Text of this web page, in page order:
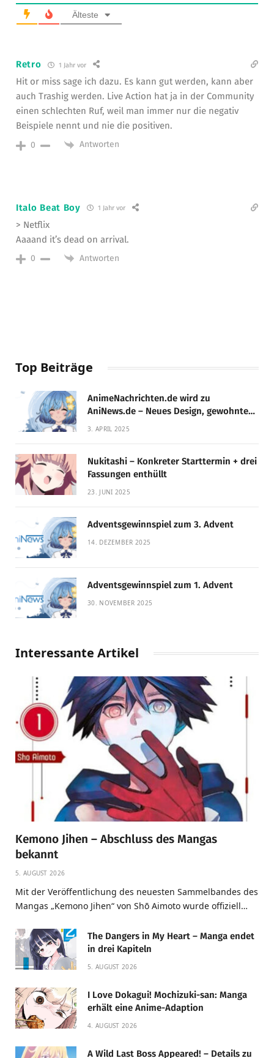
Älteste
Retro 1 Jahr vor
Hit or miss sage ich dazu. Es kann gut werden, kann aber
auch Trashig werden. Live Action hat ja in der Community
einen schlechten Ruf, weil man immer nur die negativ
Beispiele nennt und nie die positiven.
0 Antworten
Italo Beat Boy 1 Jahr vor
> Netflix
Aaaand it’s dead on arrival.
0 Antworten
Top Beiträge
AnimeNachrichten.de wird zu
AniNews.de – Neues Design, gewohnte
Qualität!
3. APRIL 2025
Nukitashi – Konkreter Starttermin + drei
Fassungen enthüllt
23. JUNI 2025
Adventsgewinnspiel zum 3. Advent
14. DEZEMBER 2025
Adventsgewinnspiel zum 1. Advent
30. NOVEMBER 2025
Interessante Artikel
Kemono Jihen – Abschluss des Mangas
bekannt
5. AUGUST 2026
Mit der Veröffentlichung des neuesten Sammelbandes des
Mangas „Kemono Jihen“ von Shō Aimoto wurde offiziell…
The Dangers in My Heart – Manga endet
in drei Kapiteln
5. AUGUST 2026
I Love Dokagui! Mochizuki-san: Manga
erhält eine Anime-Adaption
4. AUGUST 2026
A Wild Last Boss Appeared! – Details zu